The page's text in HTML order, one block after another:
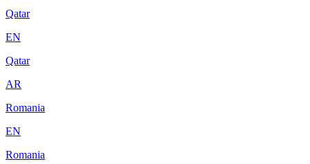
Qatar
EN
Qatar
AR
Romania
EN
Romania